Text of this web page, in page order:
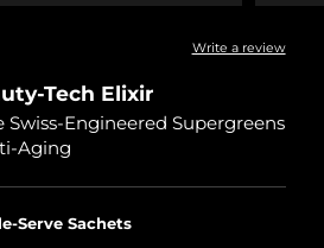
Write a review
Tech Elixir
Swiss-Engineered Supergreens
Aging
Serve Sachets